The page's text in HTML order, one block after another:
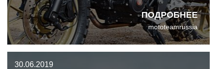
ПОДРОБНЕЕ
125. Задача была оставить
максимум оригинальных
элементов.
mototeamrussia
30.06.2019